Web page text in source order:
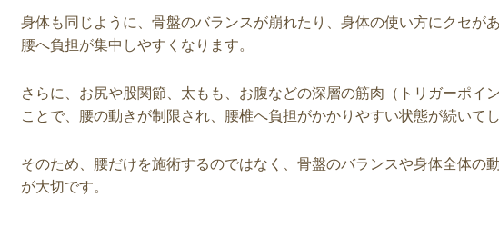
身体も同じように、骨盤のバランスが崩れたり、身体の使い方にクセが
腰へ負担が集中しやすくなります。
さらに、お尻や股関節、太もも、お腹などの深層の筋肉（トリガーポイ
ことで、腰の動きが制限され、腰椎へ負担がかかりやすい状態が続いてし
そのため、腰だけを施術するのではなく、骨盤のバランスや身体全体の
が大切です。